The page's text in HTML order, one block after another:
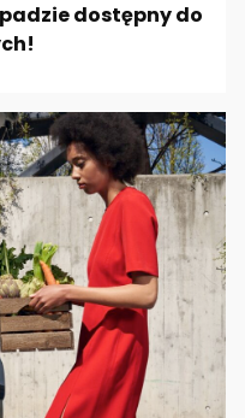
dostępny do